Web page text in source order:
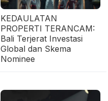
KEDAULATAN
PROPERTI TERANCAM:
Bali Terjerat Investasi
Global dan Skema
Nominee